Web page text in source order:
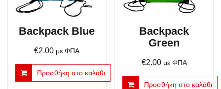
Backpack Blue
€2.00 με ΦΠΑ
Προσθήκη στο καλάθι
Backpack
Green
€2.00 με ΦΠΑ
Προσθήκη στο καλάθι